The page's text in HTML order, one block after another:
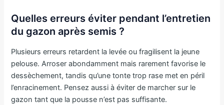
Quelles erreurs éviter pendant l’entretien
du gazon après semis ?
Plusieurs erreurs retardent la levée ou fragilisent la jeune
pelouse. Arroser abondamment mais rarement favorise le
dessèchement, tandis qu’une tonte trop rase met en péril
l’enracinement. Pensez aussi à éviter de marcher sur le
gazon tant que la pousse n’est pas suffisante.